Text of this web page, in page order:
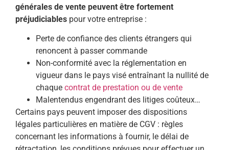
générales de vente peuvent être fortement
préjudiciables pour votre entreprise :
Perte de confiance des clients étrangers qui
renoncent à passer commande
Non-conformité avec la réglementation en
vigueur dans le pays visé entraînant la nullité de
chaque contrat de prestation ou de vente
Malentendus engendrant des litiges coûteux…
Certains pays peuvent imposer des dispositions
légales particulières en matière de CGV : règles
concernant les informations à fournir, le délai de